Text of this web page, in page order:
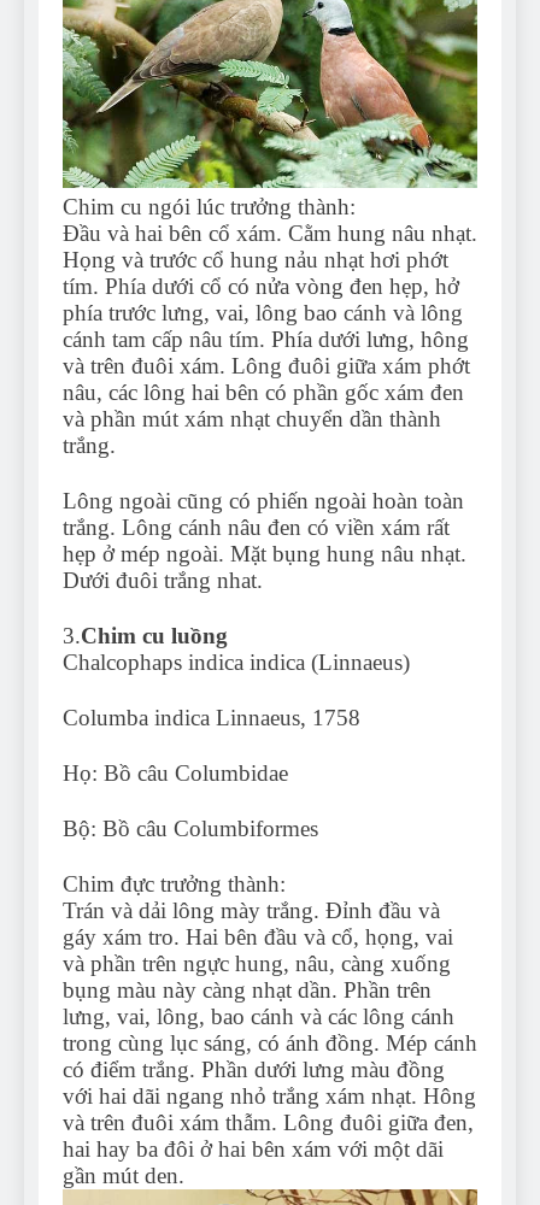
Chim cu ngói lúc trưởng thành:
Đầu và hai bên cổ xám. Cằm hung nâu nhạt.
Họng và trước cổ hung nảu nhạt hơi phớt
tím. Phía dưới cổ có nửa vòng đen hẹp, hở
phía trước lưng, vai, lông bao cánh và lông
cánh tam cấp nâu tím. Phía dưới lưng, hông
và trên đuôi xám. Lông đuôi giữa xám phớt
nâu, các lông hai bên có phần gốc xám đen
và phần mút xám nhạt chuyển dần thành
trắng.
Lông ngoài cũng có phiến ngoài hoàn toàn
trắng. Lông cánh nâu đen có viền xám rất
hẹp ở mép ngoài. Mặt bụng hung nâu nhạt.
Dưới đuôi trắng nhat.
3.Chim cu luồng
Chalcophaps indica indica (Linnaeus)
Columba indica Linnaeus, 1758
Họ: Bồ câu Columbidae
Bộ: Bồ câu Columbiformes
Chim đực trưởng thành:
Trán và dải lông mày trắng. Đỉnh đầu và
gáy xám tro. Hai bên đầu và cổ, họng, vai
và phần trên ngực hung, nâu, càng xuống
bụng màu này càng nhạt dần. Phần trên
lưng, vai, lông, bao cánh và các lông cánh
trong cùng lục sáng, có ánh đồng. Mép cánh
có điểm trắng. Phần dưới lưng màu đồng
với hai dãi ngang nhỏ trắng xám nhạt. Hông
và trên đuôi xám thẫm. Lông đuôi giữa đen,
hai hay ba đôi ở hai bên xám với một dãi
gần mút den.